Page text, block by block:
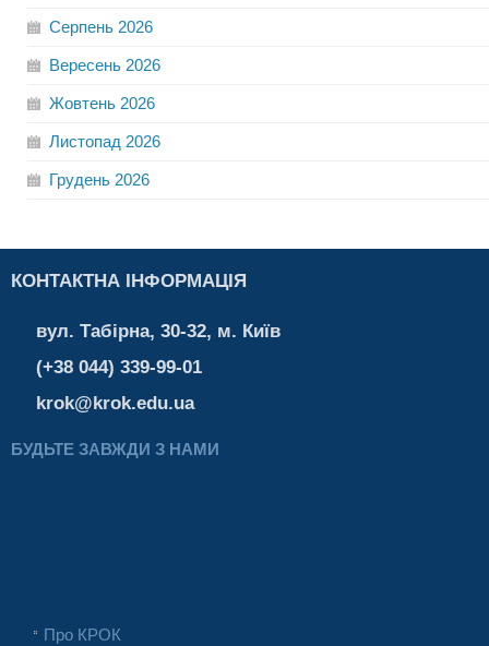
Серпень 2026
Вересень 2026
Жовтень 2026
Листопад 2026
Грудень 2026
КОНТАКТНА ІНФОРМАЦІЯ
вул. Табірна, 30-32, м. Київ
(+38 044) 339-99-01
krok@krok.edu.ua
БУДЬТЕ ЗАВЖДИ З НАМИ
Про КРОК